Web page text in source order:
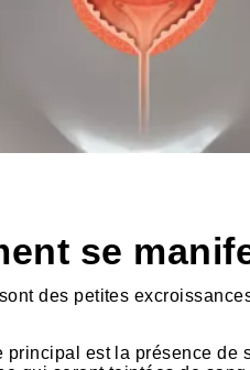
se
des petites
principal est la présence